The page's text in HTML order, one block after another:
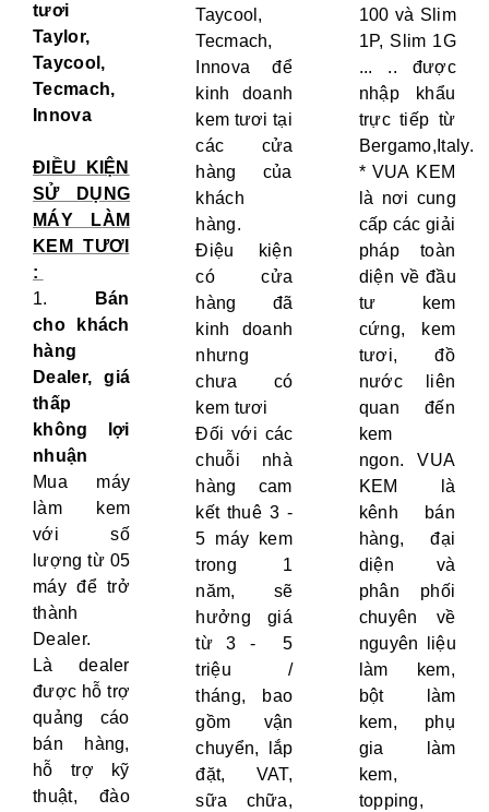
tươi
Taylor,
Taycool,
Tecmach,
Innova
ĐIỀU KIỆN
SỬ DỤNG
MÁY LÀM
KEM TƯƠI
:
1.
Bán
cho khách
hàng
Dealer, giá
thấp
không lợi
nhuận
Mua máy
làm kem
với số
lượng từ 05
máy để trở
thành
Dealer.
Là dealer
được hỗ trợ
quảng cáo
bán hàng,
hỗ trợ kỹ
thuật, đào
Taycool,
Tecmach,
Innova để
kinh doanh
kem tươi tại
các cửa
hàng của
khách
hàng.
Điệu kiện
có cửa
hàng đã
kinh doanh
nhưng
chưa có
kem tươi
Đối với các
chuỗi nhà
hàng cam
kết thuê 3 -
5 máy kem
trong 1
năm, sẽ
hưởng giá
từ 3 - 5
triệu /
tháng, bao
gồm vận
chuyển, lắp
đặt, VAT,
sữa chữa,
100 và Slim
1P, Slim 1G
... .. được
nhập khẩu
trực tiếp từ
Bergamo,Italy.
* VUA KEM
là nơi cung
cấp các giải
pháp toàn
diện về đầu
tư kem
cứng, kem
tươi, đồ
nước liên
quan đến
kem
ngon. VUA
KEM là
kênh bán
hàng, đại
diện và
phân phối
chuyên về
nguyên liệu
làm kem,
bột làm
kem, phụ
gia làm
kem,
topping,